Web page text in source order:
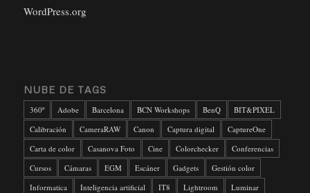
WordPress.org
NUBE DE TAGS
360º Adobe Barcelona BCN Workshops BenQ
BIT&PIXEL
Calibración
CameraRAW Canon Captura digital
CaptureOne
Carta de color
Casanova Foto Cine Colorchecker
Conferencias
Cursos
Cámaras EGM Escáner Gadgets
Gestión color
Informatica
Inteligencia artificial IT8 Lightroom
Luminar